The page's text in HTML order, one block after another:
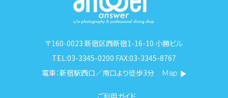
〒160-0023 新宿区西新宿1-16-10 小勝ビル
TEL:03-3345-0200 FAX:03-3345-8767
電車：新宿駅西口／南口より徒歩3分
Map
ご利用ガイド